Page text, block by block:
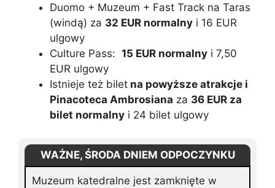
Duomo + Muzeum + Fast Track na Taras
(windą) za 32 EUR normalny i 16 EUR
ulgowy
Culture Pass: 15 EUR normalny i 7,50
EUR ulgowy
Istnieje też bilet na powyższe atrakcje i
Pinacoteca Ambrosiana za 36 EUR za
bilet normalny i 24 bilet ulgowy
WAŻNE, ŚRODA DNIEM ODPOCZYNKU
Muzeum katedralne jest zamknięte w